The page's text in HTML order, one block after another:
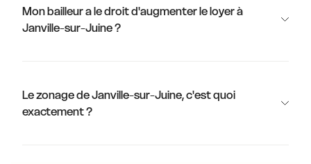
Mon bailleur a le droit d'augmenter le loyer à
Janville-sur-Juine ?
Le zonage de Janville-sur-Juine, c'est quoi
exactement ?